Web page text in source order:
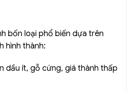
bốn loại phổ biến dựa trên
hình thành:
dầu ít, gỗ cứng, giá thành thấp